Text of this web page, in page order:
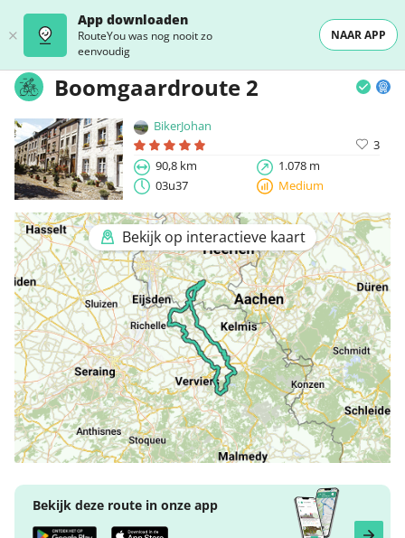
App downloaden
RouteYou was nog nooit zo
eenvoudig
NAAR APP
Boomgaardroute 2
BikerJohan
3
90,8 km
1.078 m
03u37
Medium
Bekijk op interactieve kaart
Bekijk deze route in onze app